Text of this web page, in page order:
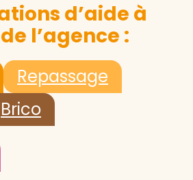
d’aide à
l’agence :
Repassage
Brico